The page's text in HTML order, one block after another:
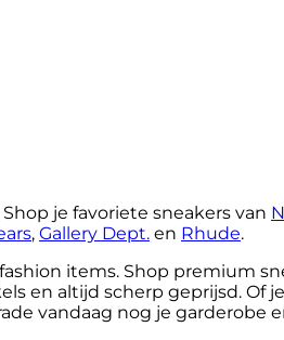
Shop je favoriete sneakers van
, Gallery Dept. en Rhude.
items. Shop premium
en altijd scherp geprijsd. Of
vandaag nog je garderobe